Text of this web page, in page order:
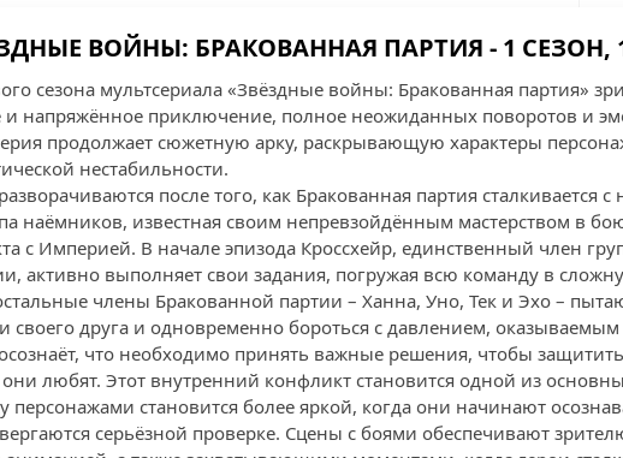
ВОЙНЫ: БРАКОВАННАЯ ПАРТИЯ - 1 СЕЗОН,
сезона мультсериала «Звёздные войны: Бракованная партия»
напряжённое приключение, полное неожиданных поворотов и
продолжает сюжетную арку, раскрывающую характеры
нестабильности.
после того, как Бракованная партия сталкивается
наёмников, известная своим непревзойдённым мастерством в
с Империей. В начале эпизода Кроссхейр, единственный член
активно выполняет свои задания, погружая всю команду в
члены Бракованной партии – Ханна, Уно, Тек и Эхо –
своего друга и одновременно бороться с давлением,
что необходимо принять важные решения, чтобы
они любят. Этот внутренний конфликт становится одной из
становится более яркой, когда они начинают
серьёзной проверке. Сцены с боями обеспечивают